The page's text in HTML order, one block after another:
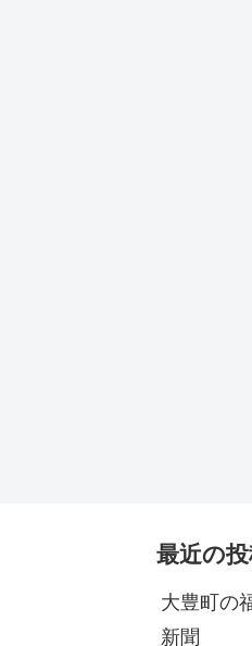
最近の
大豊町の
新聞